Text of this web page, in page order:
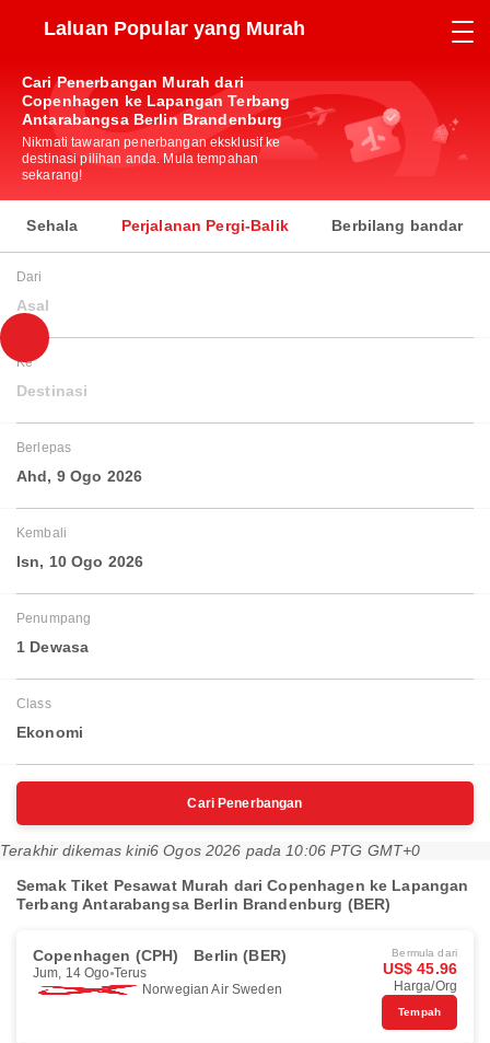
Laluan Popular yang Murah
Cari Penerbangan Murah dari
Copenhagen ke Lapangan Terbang
Antarabangsa Berlin Brandenburg
Nikmati tawaran penerbangan eksklusif ke
destinasi pilihan anda. Mula tempahan
sekarang!
Sehala Perjalanan Pergi-Balik Berbilang bandar
Dari
Asal
Ke
Destinasi
Berlepas
Ahd, 9 Ogo 2026
Kembali
Isn, 10 Ogo 2026
Penumpang
1 Dewasa
Class
Ekonomi
Cari Penerbangan
Terakhir dikemas kini6 Ogos 2026 pada 10:06 PTG GMT+0
Semak Tiket Pesawat Murah dari Copenhagen ke Lapangan
Terbang Antarabangsa Berlin Brandenburg (BER)
Copenhagen (CPH) Berlin (BER)
Jum, 14 Ogo Terus
Norwegian Air Sweden
Bermula dari
US$ 45.96
Harga/Org
Tempah